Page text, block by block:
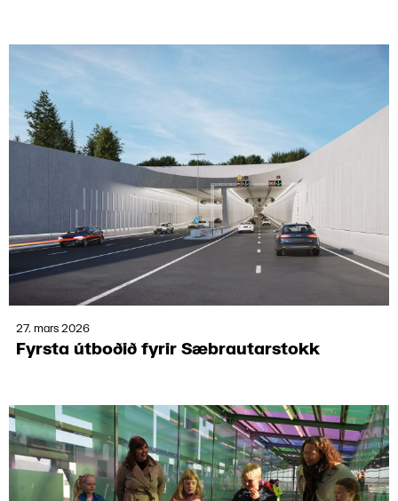
27. mars 2026
Fyrsta útboð­ið fyrir Sæbrautar­stokk